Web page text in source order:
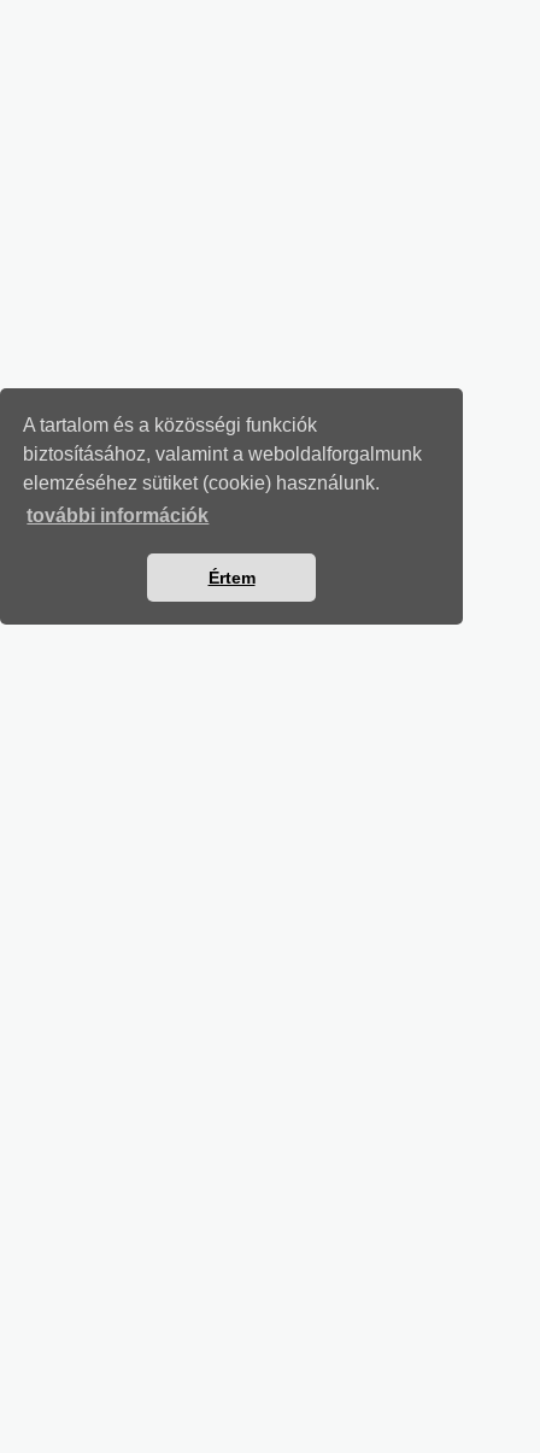
A tartalom és a közösségi funkciók
biztosításához, valamint a weboldalforgalmunk
elemzéséhez sütiket (cookie) használunk.
további információk
Értem